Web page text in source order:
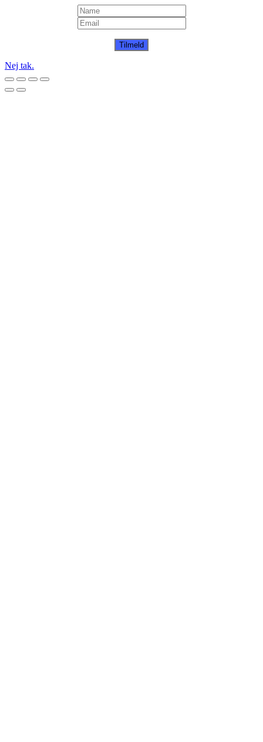
Tilmeld
Nej tak.